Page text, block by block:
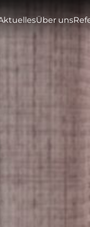
Über uns